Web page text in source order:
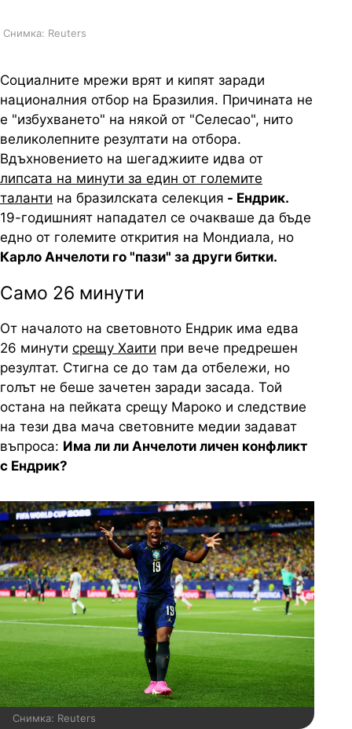
Снимка: Reuters
Социалните мрежи врят и кипят заради
националния отбор на Бразилия. Причината не
е "избухването" на някой от "Селесао", нито
великолепните резултати на отбора.
Вдъхновението на шегаджиите идва от
липсата на минути за един от големите
таланти на бразилската селекция - Ендрик.
19-годишният нападател се очакваше да бъде
едно от големите открития на Мондиала, но
Карло Анчелоти го "пази" за други битки.
Само 26 минути
От началото на световното Ендрик има едва
26 минути срещу Хаити при вече предрешен
резултат. Стигна се до там да отбележи, но
голът не беше зачетен заради засада. Той
остана на пейката срещу Мароко и следствие
на тези два мача световните медии задават
въпроса: Има ли ли Анчелоти личен конфликт
с Ендрик?
Снимка: Reuters